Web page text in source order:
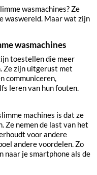
wasmachines? Ze
waswereld. Maar wat zijn
wasmachines
toestellen die meer
Ze zijn uitgerust met
communiceren,
leren van hun fouten.
machines is dat ze
Ze nemen de last van het
voor andere
andere voordelen. Zo
naar je smartphone als de